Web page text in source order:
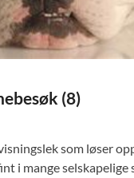
(8)
som løser
i mange selskapelige